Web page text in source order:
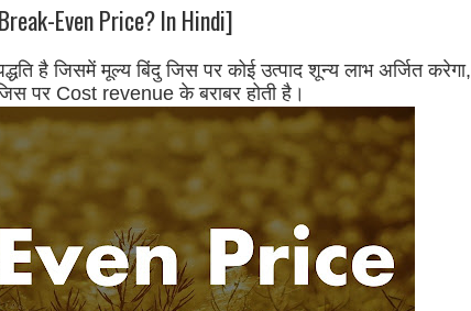
Even Price? In Hindi]
है जिसमें मूल्य बिंदु जिस पर कोई उत्पाद शून्य लाभ अर्जित करेगा,
पर Cost revenue के बराबर होती है।